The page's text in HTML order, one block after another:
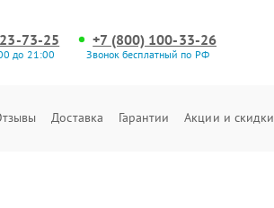
73-25
до 21:00
+7 (800) 100-33-26
Звонок бесплатный по РФ
Доставка Гарантии Акции и скидки